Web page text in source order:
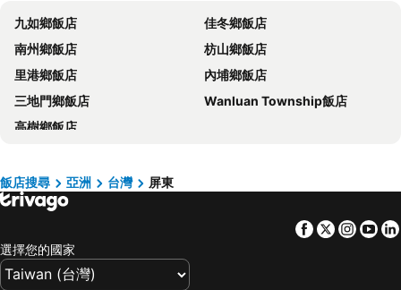
澎湖飯店
基隆飯店
桃園地區飯店
台灣飯店
新竹地區飯店
彰化地區飯店
東京都飯店
苗栗縣飯店
金門飯店
胡志明市飯店
神奈川縣飯店
九如鄉飯店
佳冬鄉飯店
南州鄉飯店
枋山鄉飯店
里港鄉飯店
內埔鄉飯店
三地門鄉飯店
Wanluan Township飯店
高樹鄉飯店
飯店搜尋 亞洲 台灣 屏東
Facebook
Twitter
選擇您的國家